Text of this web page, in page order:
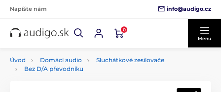
Napíšte nám info@audigo.cz
0
Menu
Úvod Domácí audio
Sluchátkové zesilovače
Bez D/A převodníku